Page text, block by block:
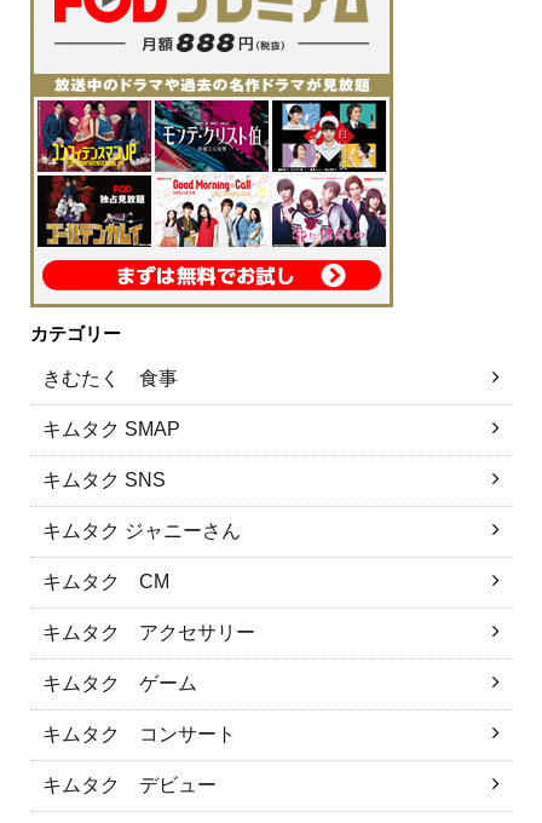
カテゴリー
きむたく 食事
キムタク SMAP
キムタク SNS
キムタク ジャニーさん
キムタク CM
キムタク アクセサリー
キムタク ゲーム
キムタク コンサート
キムタク デビュー